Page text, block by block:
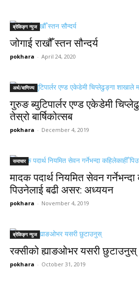
ब्रेकिङ्ग न्युज
जोगाई राखौँ स्तन सौन्दर्य
pokhara - April 24, 2020
अर्थ/बाणिज्य
गुरुङ ब्युटिपार्लर एण्ड एकेडेमी
तेस्रो बार्षिकोत्सब
pokhara - December 4, 2019
समाचार
मादक पदार्थ नियमित सेवन
पिउनेलाई बढी असर: अध्ययन
pokhara - November 4, 2019
ब्रेकिङ्ग न्युज
रक्सीको ह्याङओभर यसरी छुटाउनुस्
pokhara - October 31, 2019